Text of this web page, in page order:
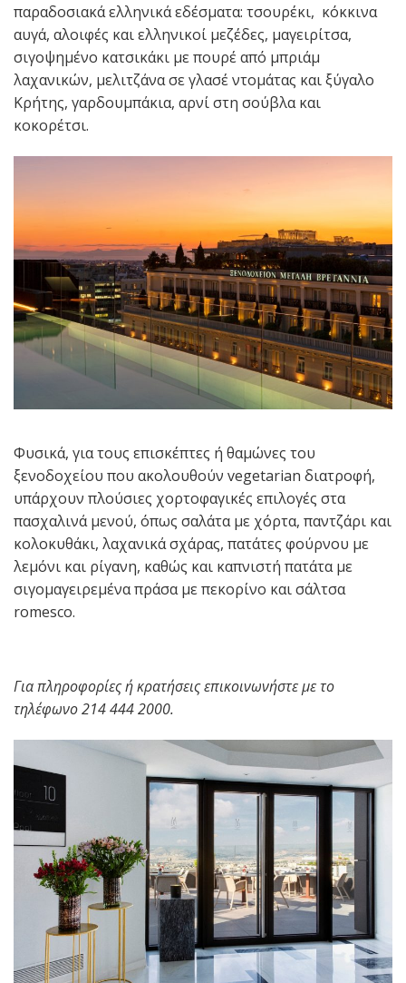
παραδοσιακά ελληνικά εδέσματα: τσουρέκι, κόκκινα
αυγά, αλοιφές και ελληνικοί μεζέδες, μαγειρίτσα,
σιγοψημένο κατσικάκι με πουρέ από μπριάμ
λαχανικών, μελιτζάνα σε γλασέ ντομάτας και ξύγαλο
Κρήτης, γαρδουμπάκια, αρνί στη σούβλα και
κοκορέτσι.
Φυσικά, για τους επισκέπτες ή θαμώνες του
ξενοδοχείου που ακολουθούν vegetarian διατροφή,
υπάρχουν πλούσιες χορτοφαγικές επιλογές στα
πασχαλινά μενού, όπως σαλάτα με χόρτα, παντζάρι και
κολοκυθάκι, λαχανικά σχάρας, πατάτες φούρνου με
λεμόνι και ρίγανη, καθώς και καπνιστή πατάτα με
σιγομαγειρεμένα πράσα με πεκορίνο και σάλτσα
romesco.
Για πληροφορίες ή κρατήσεις επικοινωνήστε με το
τηλέφωνο 214 444 2000.